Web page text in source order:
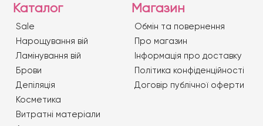
Каталог
Sale
Нарощування вій
Ламінування вій
Брови
Депіляція
Косметика
Витратні матеріали
Магазин
Обмін та повернення
Про магазин
Iнформація про доставку
Політика конфіденційності
Договір публічної оферти